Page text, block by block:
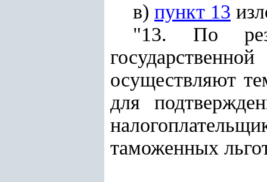
в) пункт 13
"13. По
осуществляют
для
таможенных